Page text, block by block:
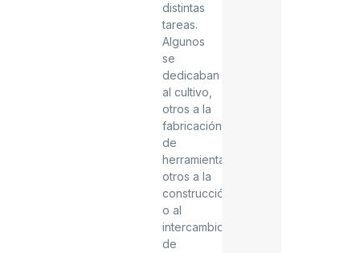
distintas
tareas.
Algunos
se
dedicaban
al cultivo,
otros a la
fabricación
de
herramientas,
otros a la
construcción
o al
intercambio
de